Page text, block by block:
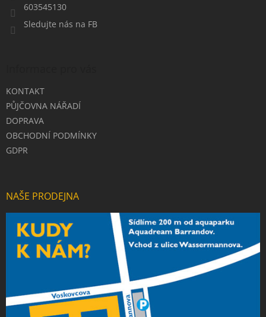
603545130
Sledujte nás na FB
KONTAKT
PŮJČOVNA NÁŘADÍ
DOPRAVA
OBCHODNÍ PODMÍNKY
GDPR
NAŠE PRODEJNA